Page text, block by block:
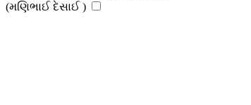
(મણિભાઈ દેસાઈ )